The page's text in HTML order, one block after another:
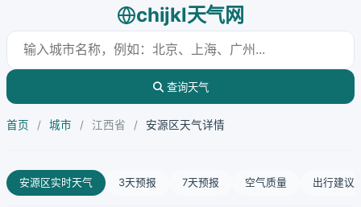
chijkl天气网
查询天气
首页 / 城市 / 江西省 / 安源区天气详情
安源区实时天气 3天预报 7天预报 空气质量 出行建议